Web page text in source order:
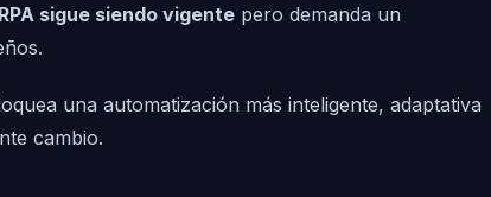
RPA sigue siendo vigente pero demanda un
una automatización más inteligente, adaptativa
cambio.